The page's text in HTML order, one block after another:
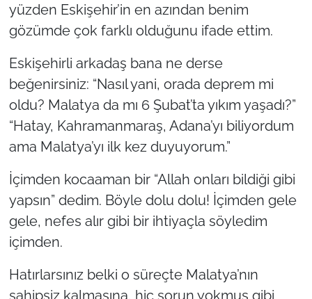
yüzden Eskişehir’in en azından benim
gözümde çok farklı olduğunu ifade ettim.
Eskişehirli arkadaş bana ne derse
beğenirsiniz: “Nasıl yani, orada deprem mi
oldu? Malatya da mı 6 Şubat’ta yıkım yaşadı?”
“Hatay, Kahramanmaraş, Adana’yı biliyordum
ama Malatya’yı ilk kez duyuyorum.”
İçimden kocaaman bir “Allah onları bildiği gibi
yapsın” dedim. Böyle dolu dolu! İçimden gele
gele, nefes alır gibi bir ihtiyaçla söyledim
içimden.
Hatırlarsınız belki o süreçte Malatya’nın
sahipsiz kalmasına, hiç sorun yokmuş gibi